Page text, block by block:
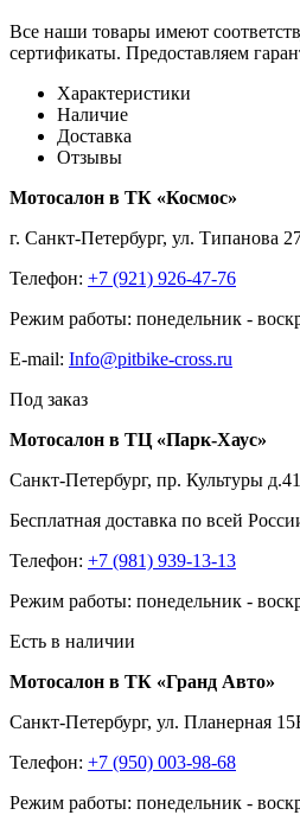
Все наши товары имеют
сертификаты. Предоставляем
Характеристики
Наличие
Доставка
Отзывы
Мотосалон в ТК «Космос»
г. Санкт-Петербург, ул. Типанова
Телефон: +7 (921) 926-47-76
Режим работы: понедельник -
E-mail: Info@pitbike-cross.ru
Под заказ
Мотосалон в ТЦ «Парк-Хаус»
Санкт-Петербург, пр. Культуры д.41
Бесплатная доставка по всей
Телефон: +7 (981) 939-13-13
Режим работы: понедельник -
Есть в наличии
Мотосалон в ТК «Гранд Авто»
Санкт-Петербург, ул. Планерная
Телефон: +7 (950) 003-98-68
Режим работы: понедельник -